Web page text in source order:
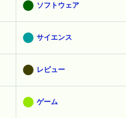
ソフトウェア
サイエンス
レビュー
ゲーム